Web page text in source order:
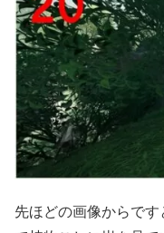
先ほどの画像からで